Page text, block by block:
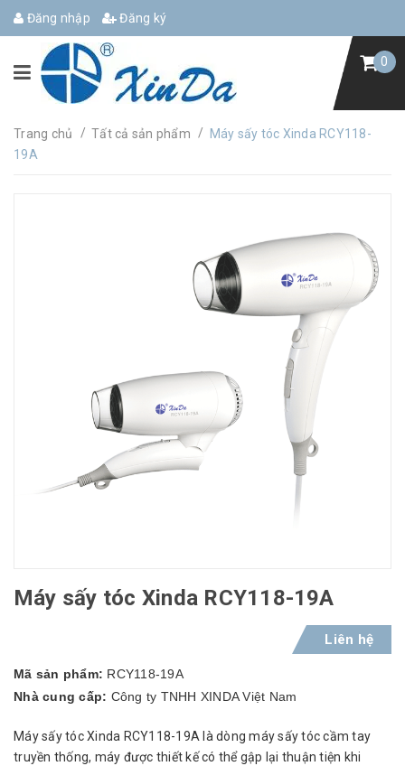
Đăng nhập Đăng ký
0
Trang chủ / Tất cả sản phẩm /
Máy sấy tóc Xinda RCY118-
19A
Máy sấy tóc Xinda RCY118-19A
Liên hệ
Mã sản phẩm: RCY118-19A
Nhà cung cấp: Công ty TNHH XINDA Việt Nam
Máy sấy tóc Xinda RCY118-19A là dòng máy sấy tóc cầm tay
truyền thống, máy được thiết kế có thể gập lại thuận tiện khi